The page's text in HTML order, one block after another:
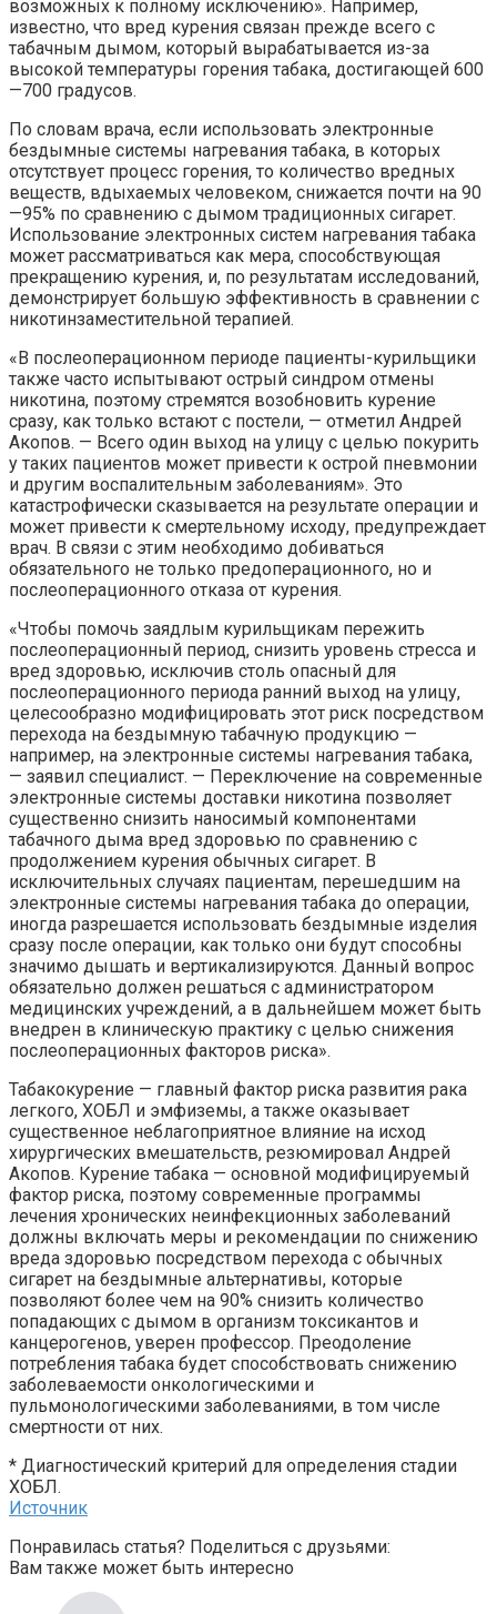
возможных к полному исключению». Например,
известно, что вред курения связан прежде всего с
табачным дымом, который вырабатывается из-за
высокой температуры горения табака, достигающей 600
—700 градусов.
По словам врача, если использовать электронные
бездымные системы нагревания табака, в которых
отсутствует процесс горения, то количество вредных
веществ, вдыхаемых человеком, снижается почти на 90
—95% по сравнению с дымом традиционных сигарет.
Использование электронных систем нагревания табака
может рассматриваться как мера, способствующая
прекращению курения, и, по результатам исследований,
демонстрирует большую эффективность в сравнении с
никотинзаместительной терапией.
«В послеоперационном периоде пациенты-курильщики
также часто испытывают острый синдром отмены
никотина, поэтому стремятся возобновить курение
сразу, как только встают с постели, — отметил Андрей
Акопов. — Всего один выход на улицу с целью покурить
у таких пациентов может привести к острой пневмонии
и другим воспалительным заболеваниям». Это
катастрофически сказывается на результате операции и
может привести к смертельному исходу, предупреждает
врач. В связи с этим необходимо добиваться
обязательного не только предоперационного, но и
послеоперационного отказа от курения.
«Чтобы помочь заядлым курильщикам пережить
послеоперационный период, снизить уровень стресса и
вред здоровью, исключив столь опасный для
послеоперационного периода ранний выход на улицу,
целесообразно модифицировать этот риск посредством
перехода на бездымную табачную продукцию —
например, на электронные системы нагревания табака,
— заявил специалист. — Переключение на современные
электронные системы доставки никотина позволяет
существенно снизить наносимый компонентами
табачного дыма вред здоровью по сравнению с
продолжением курения обычных сигарет. В
исключительных случаях пациентам, перешедшим на
электронные системы нагревания табака до операции,
иногда разрешается использовать бездымные изделия
сразу после операции, как только они будут способны
значимо дышать и вертикализируются. Данный вопрос
обязательно должен решаться с администратором
медицинских учреждений, а в дальнейшем может быть
внедрен в клиническую практику с целью снижения
послеоперационных факторов риска».
Табакокурение — главный фактор риска развития рака
легкого, ХОБЛ и эмфиземы, а также оказывает
существенное неблагоприятное влияние на исход
хирургических вмешательств, резюмировал Андрей
Акопов. Курение табака — основной модифицируемый
фактор риска, поэтому современные программы
лечения хронических неинфекционных заболеваний
должны включать меры и рекомендации по снижению
вреда здоровью посредством перехода с обычных
сигарет на бездымные альтернативы, которые
позволяют более чем на 90% снизить количество
попадающих с дымом в организм токсикантов и
канцерогенов, уверен профессор. Преодоление
потребления табака будет способствовать снижению
заболеваемости онкологическими и
пульмонологическими заболеваниями, в том числе
смертности от них.
* Диагностический критерий для определения стадии
ХОБЛ.
Источник
Понравилась статья? Поделиться с друзьями:
Вам также может быть интересно